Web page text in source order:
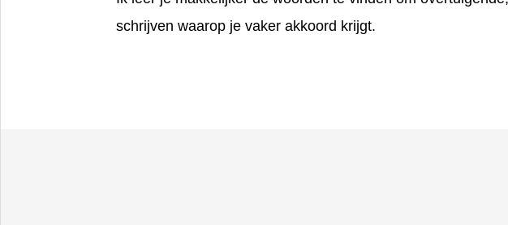
schrijven waarop je vaker akkoord krijgt.